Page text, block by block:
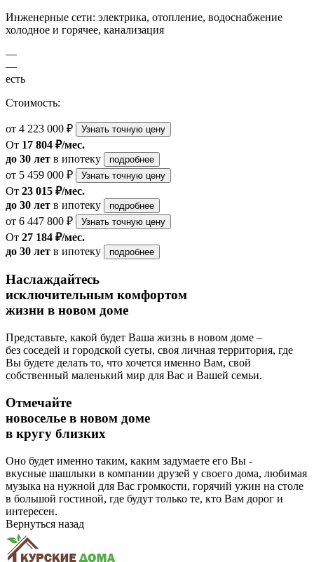
Инженерные сети: электрика, отопление, водоснабжение
холодное и горячее, канализация
—
—
есть
Стоимость:
от 4 223 000 ₽ Узнать точную цену
От 17 804 ₽/мес.
до 30 лет в ипотеку подробнее
от 5 459 000 ₽ Узнать точную цену
От 23 015 ₽/мес.
до 30 лет в ипотеку подробнее
от 6 447 800 ₽ Узнать точную цену
От 27 184 ₽/мес.
до 30 лет в ипотеку подробнее
Наслаждайтесь
исключительным комфортом
жизни в новом доме
Представьте, какой будет Ваша жизнь в новом доме –
без соседей и городской суеты, своя личная территория, где
Вы будете делать то, что хочется именно Вам, свой
собственный маленький мир для Вас и Вашей семьи.
Отмечайте
новоселье в новом доме
в кругу близких
Оно будет именно таким, каким задумаете его Вы -
вкусные шашлыки в компании друзей у своего дома, любимая
музыка на нужной для Вас громкости, горячий ужин на столе
в большой гостиной, где будут только те, кто Вам дорог и
интересен.
Вернуться назад